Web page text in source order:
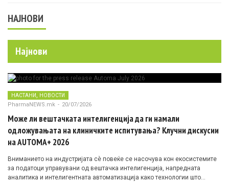
НАЈНОВИ
Најнови
НАСТАНИ, НОВОСТИ
PharmaNEWS.mk - 20/07/2026
Може ли вештачката интелигенција да ги намали
одложувањата на клиничките испитувања? Клучни дискусии
на AUTOMA+ 2026
Вниманието на индустријата сè повеќе се насочува кон екосистемите
за податоци управувани од вештачка интелигенција, напредната
аналитика и интелигентната автоматизација како технологии што